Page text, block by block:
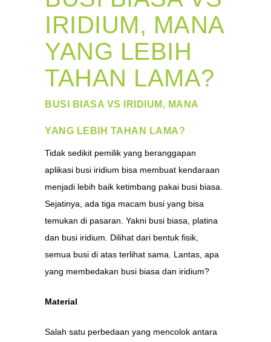
IRIDIUM, MANA
YANG LEBIH
TAHAN LAMA?
BUSI BIASA VS IRIDIUM, MANA
YANG LEBIH TAHAN LAMA?
Tidak sedikit pemilik yang beranggapan
aplikasi busi iridium bisa membuat kendaraan
menjadi lebih baik ketimbang pakai busi biasa.
Sejatinya, ada tiga macam busi yang bisa
temukan di pasaran. Yakni busi biasa, platina
dan busi iridium. Dilihat dari bentuk fisik,
semua busi di atas terlihat sama. Lantas, apa
yang membedakan busi biasa dan iridium?
Material
Salah satu perbedaan yang mencolok antara